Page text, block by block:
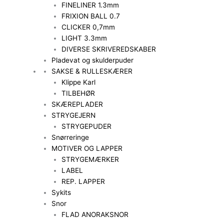
FINELINER 1.3mm
FRIXION BALL 0.7
CLICKER 0,7mm
LIGHT 3.3mm
DIVERSE SKRIVEREDSKABER
Pladevat og skulderpuder
SAKSE & RULLESKÆRER
Klippe Karl
TILBEHØR
SKÆREPLADER
STRYGEJERN
STRYGEPUDER
Snørreringe
MOTIVER OG LAPPER
STRYGEMÆRKER
LABEL
REP. LAPPER
Sykits
Snor
FLAD ANORAKSNOR